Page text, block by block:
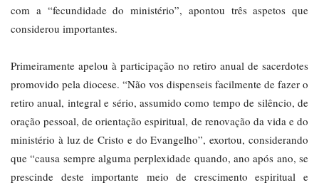
com a “fecundidade do ministério”, apontou três aspetos que
considerou importantes.
Primeiramente apelou à participação no retiro anual de sacerdotes
promovido pela diocese. “Não vos dispenseis facilmente de fazer o
retiro anual, integral e sério, assumido como tempo de silêncio, de
oração pessoal, de orientação espiritual, de renovação da vida e do
ministério à luz de Cristo e do Evangelho”, exortou, considerando
que “causa sempre alguma perplexidade quando, ano após ano, se
prescinde deste importante meio de crescimento espiritual e